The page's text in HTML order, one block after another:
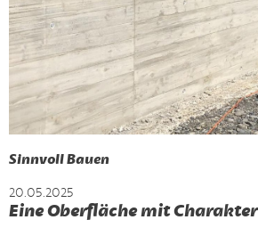
Sinnvoll Bauen
20.05.2025
Eine Oberfläche mit Charakter